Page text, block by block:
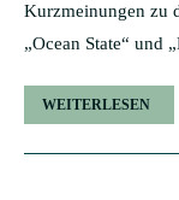
Kurzmeinungen zu
„Ocean State“ und
WEITERLESEN